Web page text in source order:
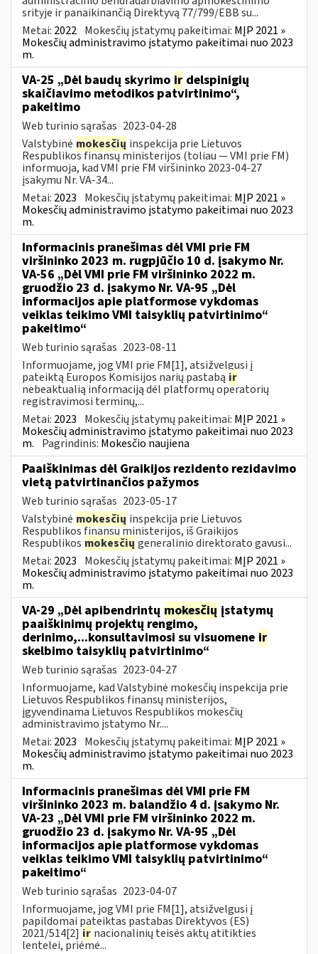
srityje ir panaikinančią Direktyvą 77/799/EBB su...
Metai: 2022 Mokesčių įstatymų pakeitimai: MĮP 2021 »
Mokesčių administravimo įstatymo pakeitimai nuo 2023
m.
VA-25 „Dėl baudų skyrimo ir delspinigių
skaičiavimo metodikos patvirtinimo“,
pakeitimo
Web turinio sąrašas 2023-04-28
Valstybinė mokesčių inspekcija prie Lietuvos
Respublikos finansų ministerijos (toliau ― VMI prie FM)
informuoja, kad VMI prie FM viršininko 2023-04-27
įsakymu Nr. VA-34...
Metai: 2023 Mokesčių įstatymų pakeitimai: MĮP 2021 »
Mokesčių administravimo įstatymo pakeitimai nuo 2023
m.
Informacinis pranešimas dėl VMI prie FM
viršininko 2023 m. rugpjūčio 10 d. įsakymo Nr.
VA-56 „Dėl VMI prie FM viršininko 2022 m.
gruodžio 23 d. įsakymo Nr. VA-95 „Dėl
informacijos apie platformose vykdomas
veiklas teikimo VMI taisyklių patvirtinimo“
pakeitimo“
Web turinio sąrašas 2023-08-11
Informuojame, jog VMI prie FM[1], atsižvelgusi į
pateiktą Europos Komisijos narių pastabą ir
nebeaktualią informaciją dėl platformų operatorių
registravimosi terminų,...
Metai: 2023 Mokesčių įstatymų pakeitimai: MĮP 2021 »
Mokesčių administravimo įstatymo pakeitimai nuo 2023
m. Pagrindinis: Mokesčio naujiena
Paaiškinimas dėl Graikijos rezidento rezidavimo
vietą patvirtinančios pažymos
Web turinio sąrašas 2023-05-17
Valstybinė mokesčių inspekcija prie Lietuvos
Respublikos finansų ministerijos, iš Graikijos
Respublikos mokesčių generalinio direktorato gavusi...
Metai: 2023 Mokesčių įstatymų pakeitimai: MĮP 2021 »
Mokesčių administravimo įstatymo pakeitimai nuo 2023
m.
VA-29 „Dėl apibendrintų mokesčių įstatymų
paaiškinimų projektų rengimo,
derinimo,...konsultavimosi su visuomene ir
skelbimo taisyklių patvirtinimo“
Web turinio sąrašas 2023-04-27
Informuojame, kad Valstybinė mokesčių inspekcija prie
Lietuvos Respublikos finansų ministerijos,
įgyvendinama Lietuvos Respublikos mokesčių
administravimo įstatymo Nr....
Metai: 2023 Mokesčių įstatymų pakeitimai: MĮP 2021 »
Mokesčių administravimo įstatymo pakeitimai nuo 2023
m.
Informacinis pranešimas dėl VMI prie FM
viršininko 2023 m. balandžio 4 d. įsakymo Nr.
VA-23 „Dėl VMI prie FM viršininko 2022 m.
gruodžio 23 d. įsakymo Nr. VA-95 „Dėl
informacijos apie platformose vykdomas
veiklas teikimo VMI taisyklių patvirtinimo“
pakeitimo“
Web turinio sąrašas 2023-04-07
Informuojame, jog VMI prie FM[1], atsižvelgusi į
papildomai pateiktas pastabas Direktyvos (ES)
2021/514[2] ir nacionalinių teisės aktų atitikties
lentelei, priėmė...